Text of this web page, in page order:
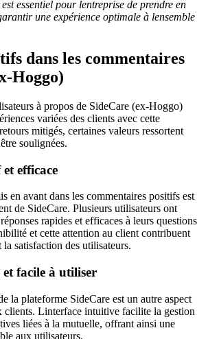
essentiel pour lentreprise de prendre en
une expérience optimale à lensemble
dans les commentaires
Hoggo)
à propos de SideCare (ex-Hoggo)
variées des clients avec cette
mitigés, certaines valeurs ressortent
soulignées.
efficace
en avant dans les commentaires positifs est
de SideCare. Plusieurs utilisateurs ont
rapides et efficaces à leurs questions
et cette attention au client contribuent
satisfaction des utilisateurs.
facile à utiliser
la plateforme SideCare est un autre aspect
clients. Linterface intuitive facilite la gestion
liées à la mutuelle, offrant ainsi une
aux utilisateurs.